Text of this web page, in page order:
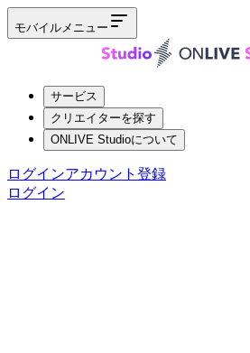
モバイルメニュー
サービス
クリエイターを探す
ONLIVE Studioについて
ログインアカウント登録
ログイン